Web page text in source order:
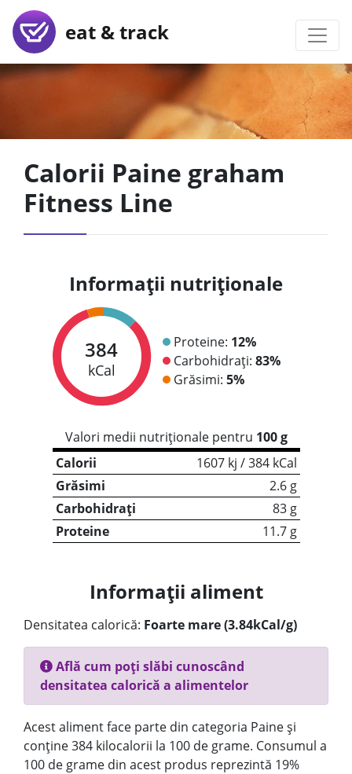
eat & track
Calorii Paine graham
Fitness Line
Informații nutriționale
384
kCal
Proteine: 12%
Carbohidrați: 83%
Grăsimi: 5%
Valori medii nutriționale pentru 100 g
Calorii
1607 kj / 384 kCal
Grăsimi
2.6 g
Carbohidrați
83 g
Proteine
11.7 g
Informații aliment
Densitatea calorică: Foarte mare (3.84kCal/g)
Află cum poți slăbi cunoscând
densitatea calorică a alimentelor
Acest aliment face parte din categoria Paine și
conține 384 kilocalorii la 100 de grame. Consumul a
100 de grame din acest produs reprezintă 19%